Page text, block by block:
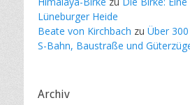
Lüneburger Heide
Beate von Kirchbach zu Über
S-Bahn, Baustraße und
Archiv